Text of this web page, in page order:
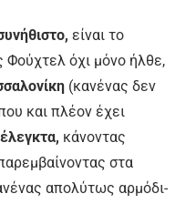
είναι το
Φούχτελ όχι μόνο ήλθε,
(κανένας δεν
και πλέον έχει
κάνο­ντας
στα
απολύτως αρμόδι­